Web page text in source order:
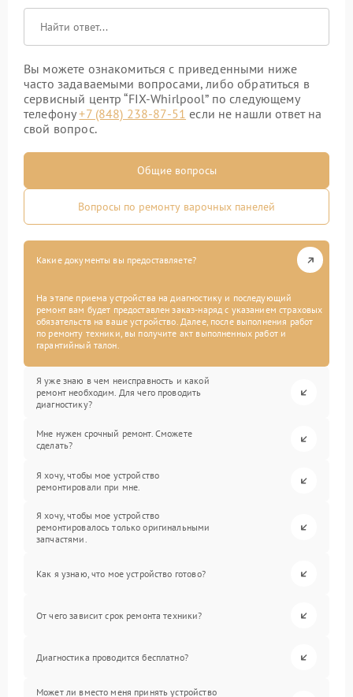
Вы можете ознакомиться с приведенными ниже
часто задаваемыми вопросами, либо обратиться в
сервисный центр “FIX-Whirlpool” по следующему
телефону+7 (848) 238-87-51 если не нашли ответ на
свой вопрос.
Общие вопросы
Вопросы по ремонту варочных панелей
Какие документы вы предоставляете?
На этапе приема устройства на диагностику и последующий
ремонт вам будет предоставлен заказ-наряд с указанием страховых
обязательств на ваше устройство. Далее, после выполнения работ
по ремонту техники, вы получите акт выполненных работ и
гарантийный талон.
Я уже знаю в чем неисправность и какой
ремонт необходим. Для чего проводить
диагностику?
Мне нужен срочный ремонт. Сможете
сделать?
Я хочу, чтобы мое устройство
ремонтировали при мне.
Я хочу, чтобы мое устройство
ремонтировалось только оригинальными
запчастями.
Как я узнаю, что мое устройство готово?
От чего зависит срок ремонта техники?
Диагностика проводится бесплатно?
Может ли вместо меня принять устройство